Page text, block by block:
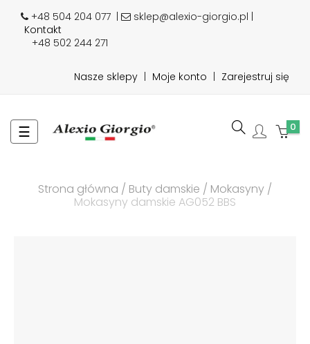
+48 504 204 077
sklep@alexio-giorgio.pl |
Kontakt
+48 502 244 271
Nasze sklepy Moje konto Zarejestruj się
Toggle
navigation
☰ 0
Strona główna Buty damskie
Mokasyny
Mokasyny damskie AG052 BBS